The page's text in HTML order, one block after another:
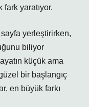
yaratıyor.
yerleştirirken,
biliyor
küçük ama
bir başlangıç
en büyük farkı